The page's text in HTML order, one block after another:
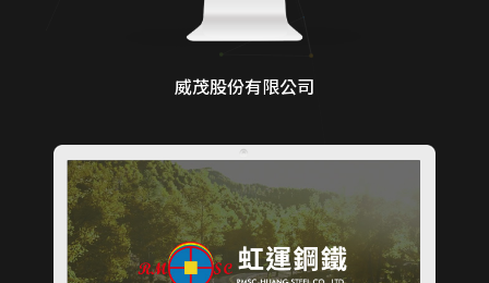
威茂股份有限公司